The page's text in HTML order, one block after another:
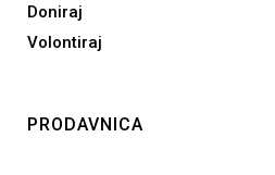
Doniraj
Volontiraj
PRODAVNICA